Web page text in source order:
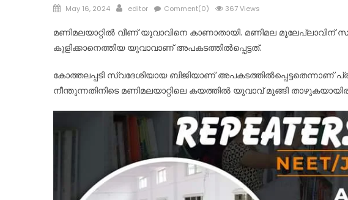
Posted
May 16, 2024 Author
editor Comment(0) 367 Views
മണിമലയാറ്റിൽ വീണ് യുവാവിനെ കാണാതായി. മണിമല
കുളിക്കാനെത്തിയ യുവാവാണ് അപകടത്തിൽപ്പെട്ടത്.
കോത്തലപ്പടി സ്വദേശിയായ ബിജിയാണ് അപകടത്തിൽപ്പെട്ടതെന്നാണ്
നീന്തുന്നതിനിടെ മണിമലയാറ്റിലെ കയത്തിൽ യുവാവ് മുങ്ങി